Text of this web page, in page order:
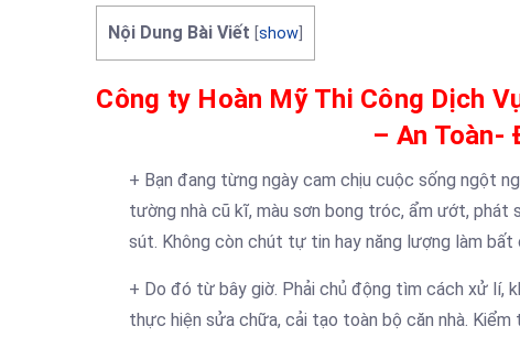
Nội Dung Bài Viết show
Công ty Hoàn Mỹ Thi Công Dịch
– An Toàn-
+ Bạn đang từng ngày cam chịu cuộc sống ngột
tường nhà cũ kĩ, màu sơn bong tróc, ẩm ướt, phát
sút. Không còn chút tự tin hay năng lượng làm
+ Do đó từ bây giờ. Phải chủ động tìm cách xử lí,
thực hiện sửa chữa, cải tạo toàn bộ căn nhà.